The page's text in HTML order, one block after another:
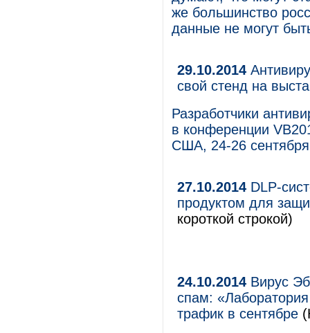
же большинство
данные не могут
29.10.2014
свой стенд на
Разработчики
в конференции
США, 24-26
27.10.2014 DLP-
продуктом для
короткой строкой)
24.10.2014 Вирус
спам:
трафик в сентябре